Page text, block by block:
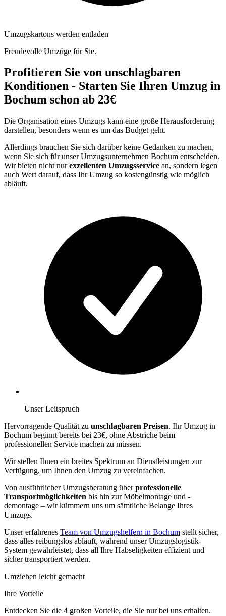
Umzugskartons werden entladen
Freudevolle Umzüge für Sie.
Profitieren Sie von unschlagbaren
Konditionen - Starten Sie Ihren Umzug in
Bochum schon ab 23€
Die Organisation eines Umzugs kann eine große Herausforderung
darstellen, besonders wenn es um das Budget geht.
Allerdings brauchen Sie sich darüber keine Gedanken zu machen,
wenn Sie sich für unser Umzugsunternehmen Bochum entscheiden.
Wir bieten nicht nurexzellenten Umzugsservice an, sondern legen
auch Wert darauf, dass Ihr Umzug so kostengünstig wie möglich
abläuft.
Unser Leitspruch
Hervorragende Qualität zu unschlagbaren Preisen. Ihr Umzug in
Bochum beginnt bereits bei 23€, ohne Abstriche beim
professionellen Service machen zu müssen.
Wir stellen Ihnen ein breites Spektrum an Dienstleistungen zur
Verfügung, um Ihnen den Umzug zu vereinfachen.
Von ausführlicher Umzugsberatung überprofessionelle
Transportmöglichkeiten bis hin zur Möbelmontage und -
demontage – wir kümmern uns um sämtliche Belange Ihres
Umzugs.
Unser erfahrenes Team von Umzugshelfern in Bochum stellt sicher,
dass alles reibungslos abläuft, während unser Umzugslogistik-
System gewährleistet, dass all Ihre Habseligkeiten effizient und
sicher transportiert werden.
Umziehen leicht gemacht
Ihre Vorteile
Entdecken Sie die 4 großen Vorteile, die Sie nur bei uns erhalten.